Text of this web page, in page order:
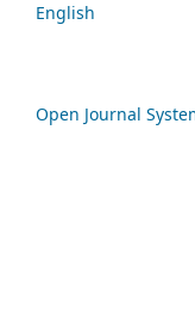
English
Open Journal